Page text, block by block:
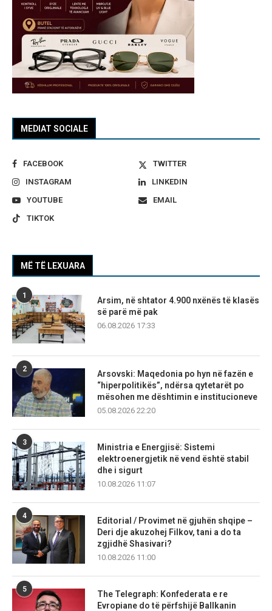
MEDIAT SOCIALE
FACEBOOK
TWITTER
INSTAGRAM
LINKEDIN
YOUTUBE
EMAIL
TIKTOK
MË TË LEXUARA
1
Arsim, në shtator 4.900 nxënës të klasës
së parë më pak
06.08.2026 17:33
2
Arsovski: Maqedonia po hyn në fazën e
“hiperpolitikës”, ndërsa qytetarët po
mësohen me dështimin e institucioneve
05.08.2026 22:20
3
Ministria e Energjisë: Sistemi
elektroenergjetik në vend është stabil
dhe i sigurt
10.08.2026 11:07
4
Editorial / Provimet në gjuhën shqipe –
Deri dje akuzohej Filkov, tani a do ta
zgjidhë Shasivari?
10.08.2026 11:00
5
The Telegraph: Konfederata e re
Evropiane do të përfshijë Ballkanin